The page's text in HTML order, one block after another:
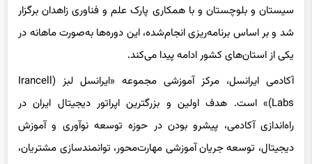
یکی از استان‌های کشور ادامه پیدا می‌کند.
آکادمی ایرانسل، مرکز آموزشی مجموعه «ایرانسل لبز (Irancell
Labs)» است. هدف اولین و بزرگترین اپراتور دیجیتال ایران در
راه‌اندازی آکادمی، پیشرو بودن در حوزه توسعه نوآوری و آموزش
دیجیتال، توسعه جریان آموزشی مهارت‌محور، توانمندسازی مشتریان،
مشارکت در خلق روش‌های نوین آموزش دیجیتال و عرضه عادلانه
آموزش، است.